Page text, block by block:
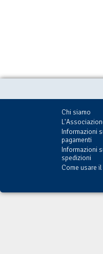
Chi siamo
Informazioni
pagamenti
Informazioni
spedizioni
Come usare